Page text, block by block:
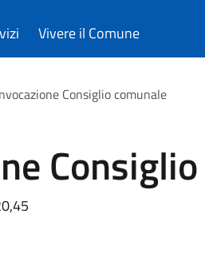
Vivere il Comune
Consiglio comunale